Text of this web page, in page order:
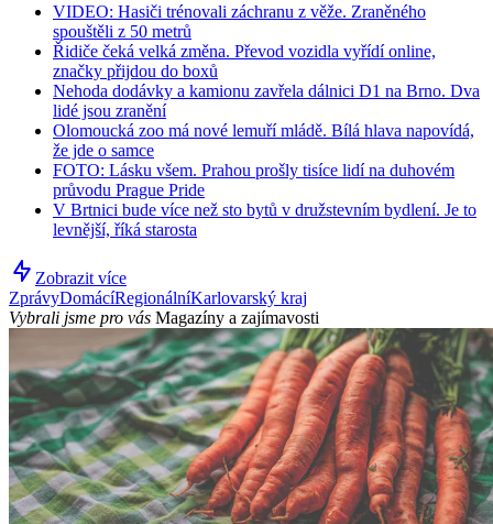
VIDEO: Hasiči trénovali záchranu z věže. Zraněného
spouštěli z 50 metrů
Řidiče čeká velká změna. Převod vozidla vyřídí online,
značky přijdou do boxů
Nehoda dodávky a kamionu zavřela dálnici D1 na Brno. Dva
lidé jsou zranění
Olomoucká zoo má nové lemuří mládě. Bílá hlava napovídá,
že jde o samce
FOTO: Lásku všem. Prahou prošly tisíce lidí na duhovém
průvodu Prague Pride
V Brtnici bude více než sto bytů v družstevním bydlení. Je to
levnější, říká starosta
Zobrazit více
ZprávyDomácíRegionálníKarlovarský kraj
Vybrali jsme pro vás Magazíny a zajímavosti